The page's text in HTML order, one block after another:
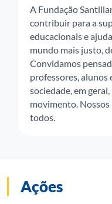
A Fundação
contribuir para a
educacionais e
mundo mais justo,
Convidamos
professores, alunos
sociedade, em
movimento.
todos.
Ações